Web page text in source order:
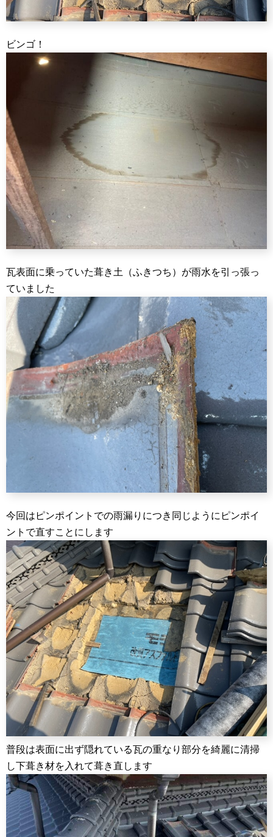
ビンゴ！
瓦表面に乗っていた葺き土（ふきつち）が雨水を引っ張っ
ていました
今回はピンポイントでの雨漏りにつき同じようにピンポイ
ントで直すことにします
普段は表面に出ず隠れている瓦の重なり部分を綺麗に清掃
し下葺き材を入れて葺き直します